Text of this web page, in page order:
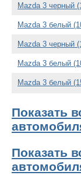
Mazda 3 черный
Mazda 3 белый
Mazda 3 черный
Mazda 3 белый
Mazda 3 белый
Показать
Показать